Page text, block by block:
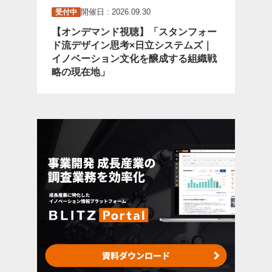
受付中 開催日 : 2026.09.30
【オンデマンド視聴】「スタンフォー
ド流デザイン思考×日立システムズ｜
イノベーション文化を醸成する組織戦
略の現在地」